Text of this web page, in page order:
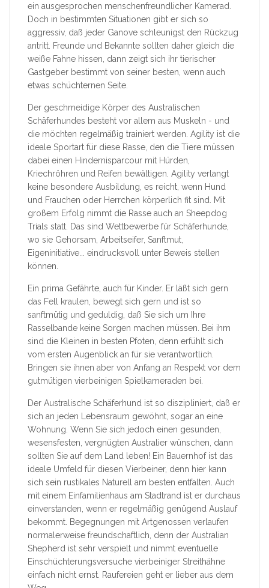
ein ausgesprochen menschenfreundlicher Kamerad.
Doch in bestimmten Situationen gibt er sich so
aggressiv, daß jeder Ganove schleunigst den Rückzug
antritt. Freunde und Bekannte sollten daher gleich die
weiße Fahne hissen, dann zeigt sich ihr tierischer
Gastgeber bestimmt von seiner besten, wenn auch
etwas schüchternen Seite.
Der geschmeidige Körper des Australischen
Schäferhundes besteht vor allem aus Muskeln - und
die möchten regelmäßig trainiert werden. Agility ist die
ideale Sportart für diese Rasse, den die Tiere müssen
dabei einen Hindernisparcour mit Hürden,
Kriechröhren und Reifen bewältigen. Agility verlangt
keine besondere Ausbildung, es reicht, wenn Hund
und Frauchen oder Herrchen körperlich fit sind. Mit
großem Erfolg nimmt die Rasse auch an Sheepdog
Trials statt. Das sind Wettbewerbe für Schäferhunde,
wo sie Gehorsam, Arbeitseifer, Sanftmut,
Eigeninitiative... eindrucksvoll unter Beweis stellen
können.
Ein prima Gefährte, auch für Kinder. Er läßt sich gern
das Fell kraulen, bewegt sich gern und ist so
sanftmütig und geduldig, daß Sie sich um Ihre
Rasselbande keine Sorgen machen müssen. Bei ihm
sind die Kleinen in besten Pfoten, denn erfühlt sich
vom ersten Augenblick an für sie verantwortlich.
Bringen sie ihnen aber von Anfang an Respekt vor dem
gutmütigen vierbeinigen Spielkameraden bei.
Der Australische Schäferhund ist so diszipliniert, daß er
sich an jeden Lebensraum gewöhnt, sogar an eine
Wohnung. Wenn Sie sich jedoch einen gesunden,
wesensfesten, vergnügten Australier wünschen, dann
sollten Sie auf dem Land leben! Ein Bauernhof ist das
ideale Umfeld für diesen Vierbeiner, denn hier kann
sich sein rustikales Naturell am besten entfalten. Auch
mit einem Einfamilienhaus am Stadtrand ist er durchaus
einverstanden, wenn er regelmäßig genügend Auslauf
bekommt. Begegnungen mit Artgenossen verlaufen
normalerweise freundschaftlich, denn der Australian
Shepherd ist sehr verspielt und nimmt eventuelle
Einschüchterungsversuche vierbeiniger Streithähne
einfach nicht ernst. Raufereien geht er lieber aus dem